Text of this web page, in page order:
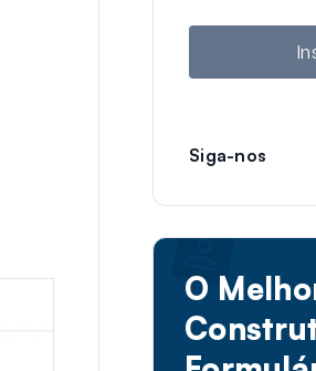
i
Siga-nos
O